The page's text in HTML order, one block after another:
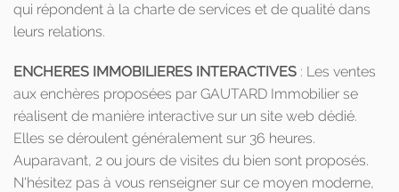
qui répondent à la charte de services et de qualité dans
leurs relations.
ENCHERES IMMOBILIERES INTERACTIVES : Les ventes
aux enchères proposées par GAUTARD Immobilier se
réalisent de manière interactive sur un site web dédié.
Elles se déroulent généralement sur 36 heures.
Auparavant, 2 ou jours de visites du bien sont proposés.
N'hésitez pas à vous renseigner sur ce moyen moderne,